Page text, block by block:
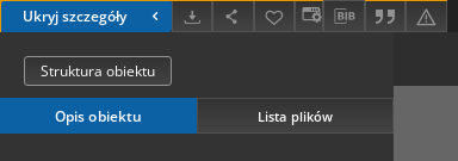
Ukryj szczegóły
Struktura obiektu
Opis obiektu Lista plików